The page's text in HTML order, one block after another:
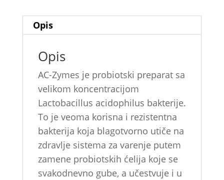
Opis
Opis
AC-Zymes je probiotski preparat sa
velikom koncentracijom
Lactobacillus acidophilus bakterije.
To je veoma korisna i rezistentna
bakterija koja blagotvorno utiče na
zdravlje sistema za varenje putem
zamene probiotskih ćelija koje se
svakodnevno gube, a učestvuje i u